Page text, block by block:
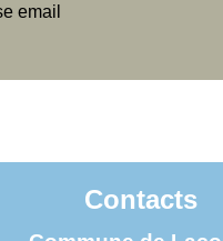
email
Contacts